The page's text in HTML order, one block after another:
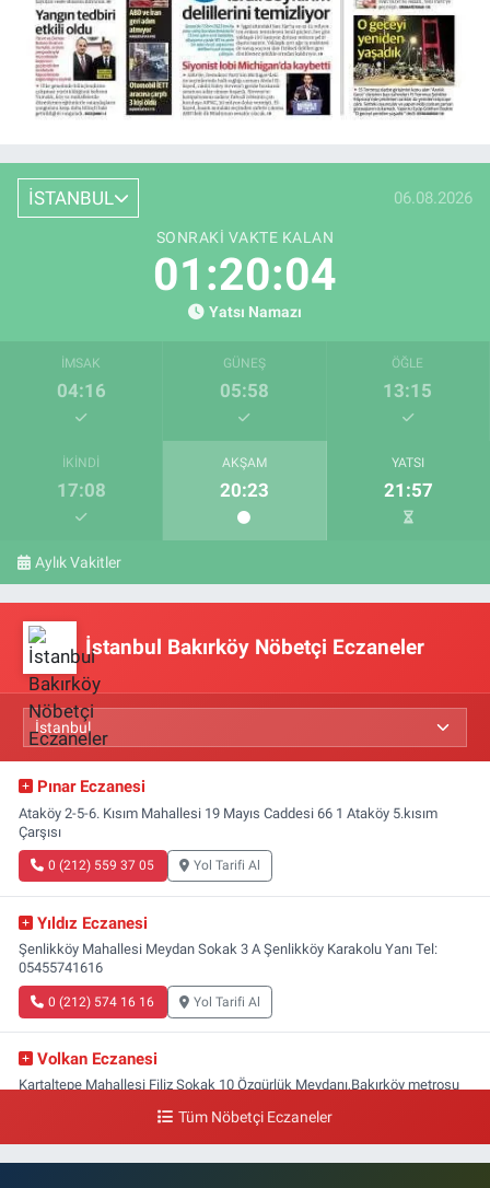
İSTANBUL 06.08.2026
SONRAKI VAKTE KALAN
01:20:03
Yatsı Namazı
İMSAK
04:16
GÜNEŞ
05:58
ÖĞLE
13:15
İKINDI
17:08
AKŞAM
20:23
YATSI
21:57
Aylık Vakitler
İstanbul Bakırköy Nöbetçi Eczaneler
Pınar Eczanesi
Ataköy 2-5-6. Kısım Mahallesi 19 Mayıs Caddesi 66 1 Ataköy 5.kısım
Çarşısı
0 (212) 559 37 05 Yol Tarifi Al
Yıldız Eczanesi
Şenlikköy Mahallesi Meydan Sokak 3 A Şenlikköy Karakolu Yanı Tel:
05455741616
0 (212) 574 16 16 Yol Tarifi Al
Volkan Eczanesi
Kartaltepe Mahallesi Filiz Sokak 10 Özgürlük Meydanı,Bakırköy metrosu
Tüm Nöbetçi Eczaneler